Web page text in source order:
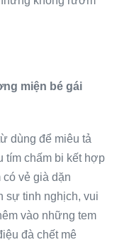
miện bé gái
dùng để miêu tả
tím chấm bi kết hợp
vẻ già dặn
sự tinh nghịch, vui
vào những tem
đà chết mê